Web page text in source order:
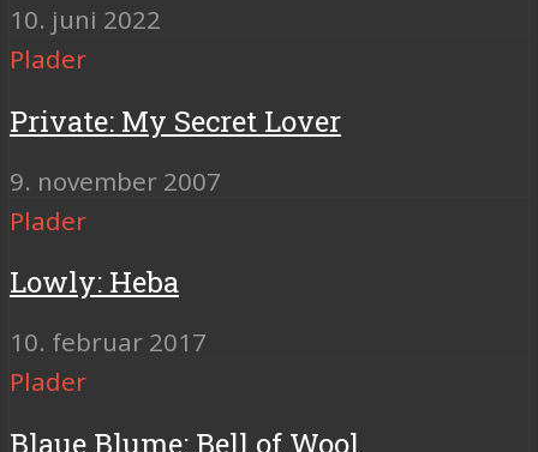
10. juni 2022
Plader
Private: My Secret Lover
9. november 2007
Plader
Lowly: Heba
10. februar 2017
Plader
Blaue Blume: Bell of Wool